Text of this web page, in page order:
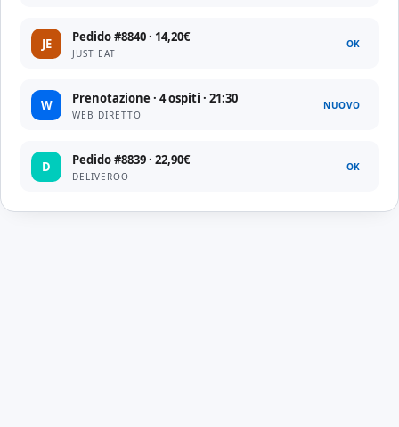
JE Pedido #8840 · 14,20€
JUST EAT
OK
W Prenotazione · 4 ospiti · 21:30
WEB DIRETTO
NUOVO
D Pedido #8839 · 22,90€
DELIVEROO
OK